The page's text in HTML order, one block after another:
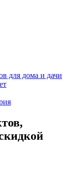
для дома и дачи